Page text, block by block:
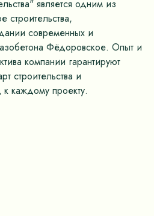
является одним из
современных и
Фёдоровское. Опыт и
компании гарантируют
строительства и
каждому проекту.